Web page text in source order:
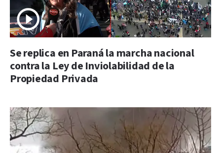
Se replica en Paraná la marcha nacional
contra la Ley de Inviolabilidad de la
Propiedad Privada